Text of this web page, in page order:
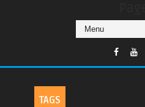
TAGS